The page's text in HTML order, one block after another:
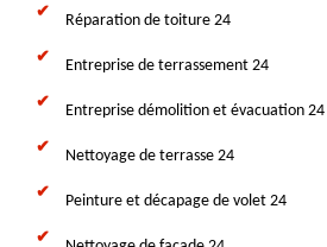
Réparation de toiture 24
Entreprise de terrassement 24
Entreprise démolition et évacuation 24
Nettoyage de terrasse 24
Peinture et décapage de volet 24